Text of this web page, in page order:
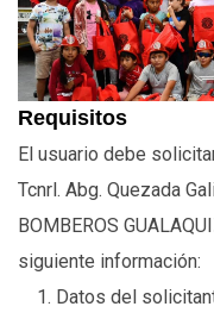
Requisitos
El usuario debe
Tcnrl. Abg. Quezada
BOMBEROS
siguiente información:
Datos del